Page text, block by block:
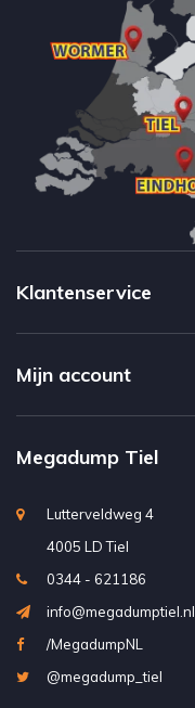
Klantenservice
Mijn account
Megadump Tiel
Lutterveldweg 4
4005 LD Tiel
0344 - 621186
info@megadumptiel.nl
/MegadumpNL
@megadump_tiel